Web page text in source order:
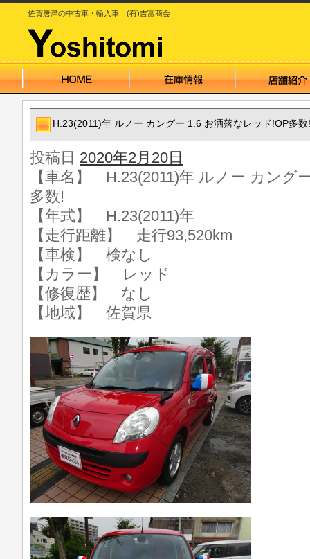
佐賀唐津の中古車・輸入車 (有)吉富商会
H.23(2011)年 ルノー カングー 1.6 お洒落なレッド!OP多数!
投稿日 2020年2月20日
【車名】 H.23(2011)年 ルノー カング
多数!
【年式】 H.23(2011)年
【走行距離】 走行93,520km
【車検】 検なし
【カラー】 レッド
【修復歴】 なし
【地域】 佐賀県